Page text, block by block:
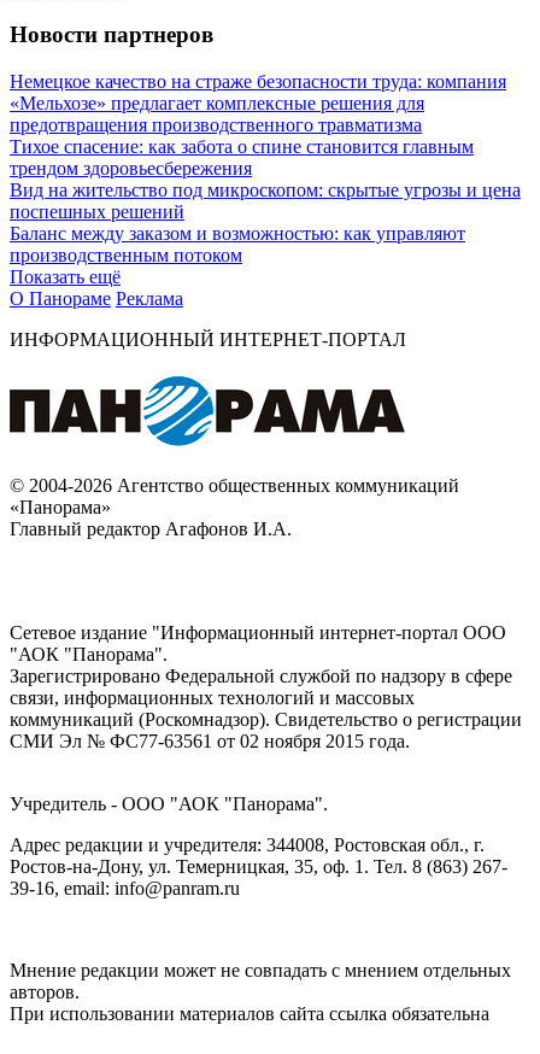
Новости партнеров
Немецкое качество на страже безопасности труда: компания
«Мельхозе» предлагает комплексные решения для
предотвращения производственного травматизма
Тихое спасение: как забота о спине становится главным
трендом здоровьесбережения
Вид на жительство под микроскопом: скрытые угрозы и цена
поспешных решений
Баланс между заказом и возможностью: как управляют
производственным потоком
Показать ещё
О Панораме Реклама
ИНФОРМАЦИОННЫЙ ИНТЕРНЕТ-ПОРТАЛ
© 2004-2026 Агентство общественных коммуникаций
«Панорама»
Главный редактор Агафонов И.А.
Сетевое издание "Информационный интернет-портал ООО
"АОК "Панорама".
Зарегистрировано Федеральной службой по надзору в сфере
связи, информационных технологий и массовых
коммуникаций (Роскомнадзор). Cвидетельство о регистрации
СМИ Эл № ФС77-63561 от 02 ноября 2015 года.
Учредитель - ООО "АОК "Панорама".
Адрес редакции и учредителя: 344008, Ростовская обл., г.
Ростов-на-Дону, ул. Темерницкая, 35, оф. 1. Тел. 8 (863) 267-
39-16, email: info@panram.ru
Мнение редакции может не совпадать с мнением отдельных
авторов.
При использовании материалов сайта ссылка обязательна